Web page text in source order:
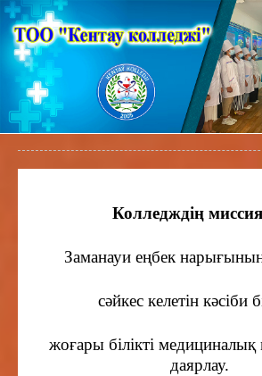
Колледждің
Заманауи еңбек
сәйкес келетін кәсіби
жоғары білікті
даярлау.